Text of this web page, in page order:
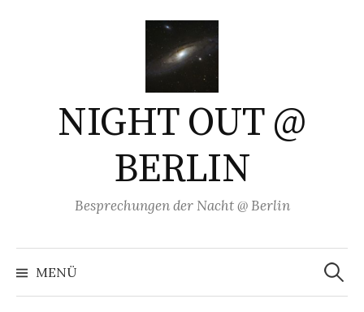
NIGHT OUT @
BERLIN
Besprechungen der Nacht @ Berlin
MENÜ
Suchen
nach: